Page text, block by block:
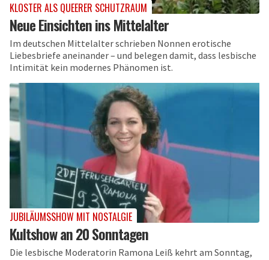
KLOSTER ALS QUEERER SCHUTZRAUM
Neue Einsichten ins Mittelalter
Im deutschen Mittelalter schrieben Nonnen erotische
Liebesbriefe aneinander – und belegen damit, dass lesbische
Intimität kein modernes Phänomen ist.
JUBILÄUMSSHOW MIT NOSTALGIE
Kultshow an 20 Sonntagen
Die lesbische Moderatorin Ramona Leiß kehrt am Sonntag,